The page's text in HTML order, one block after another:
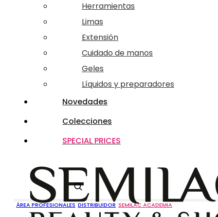
Herramientas
Limas
Extensión
Cuidado de manos
Geles
Líquidos y preparadores
Novedades
Colecciones
SPECIAL PRICES
ÁREA PROFESIONALES DISTRIBUIDOR SEMILAC ACADEMIA